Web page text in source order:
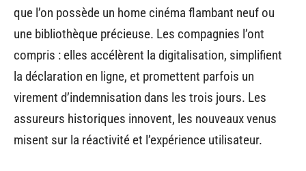
que l’on possède un home cinéma flambant neuf ou
une bibliothèque précieuse. Les compagnies l’ont
compris : elles accélèrent la digitalisation, simplifient
la déclaration en ligne, et promettent parfois un
virement d’indemnisation dans les trois jours. Les
assureurs historiques innovent, les nouveaux venus
misent sur la réactivité et l’expérience utilisateur.